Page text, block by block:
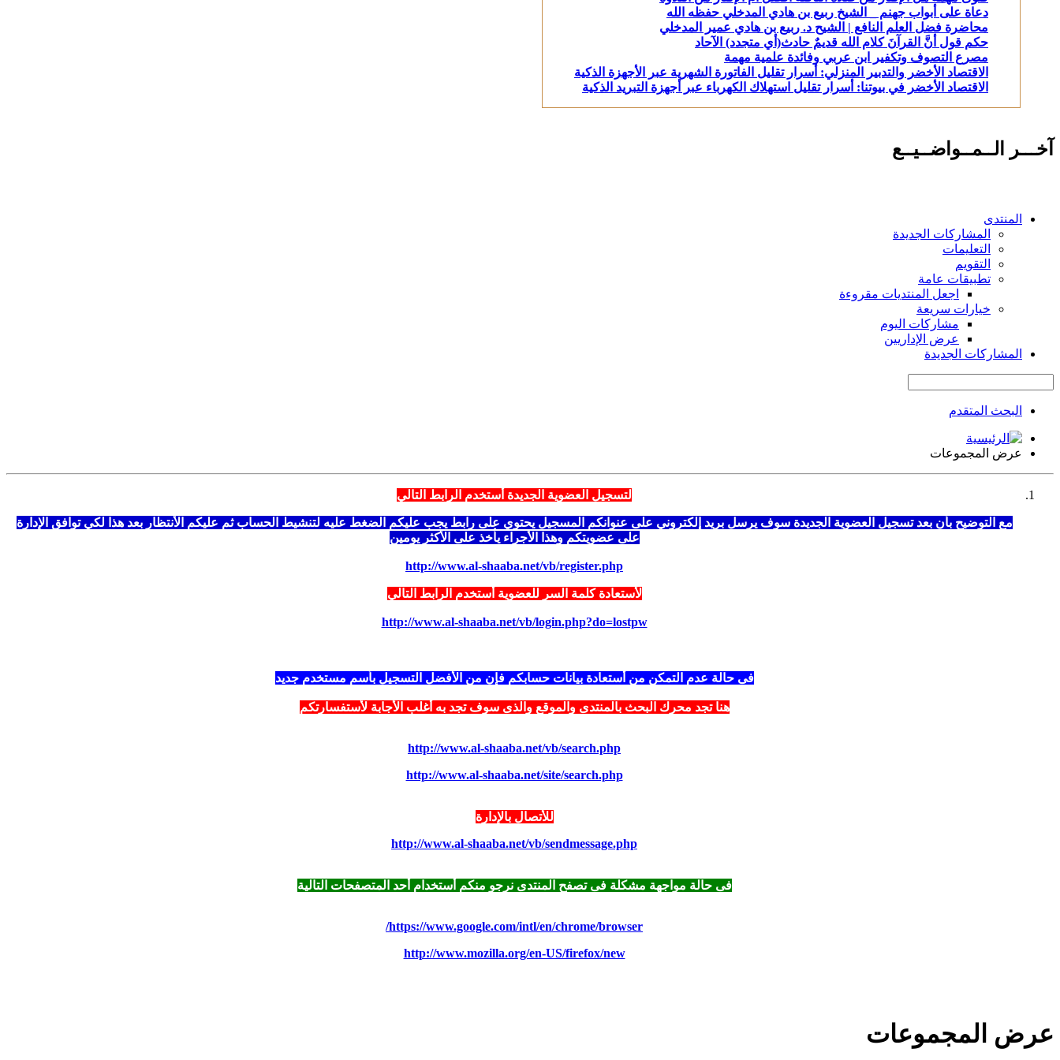
دعاة على أبواب جهنم _ الشيخ ربيع بن هادي المدخلي حفظه الله
محاضرة فضل العلم النافع | الشيح د. ربيع بن هادي عمير المدخلي
حكم قول أنَّ القرآنَ كلام الله قديمٌ حادث(أي متجدد) الآحاد
مصرع التصوف وتكفير ابن عربي وفائدة علمية مهمة
الاقتصاد الأخضر والتدبير المنزلي: أسرار تقليل الفاتورة الشهرية عبر الأجهزة الذكية
الاقتصاد الأخضر في بيوتنا: أسرار تقليل استهلاك الكهرباء عبر أجهزة التبريد الذكية
آخـــر الــمــواضــيــع
المنتدى
المشاركات الجديدة
التعليمات
التقويم
تطبيقات عامة
اجعل المنتديات مقروءة
خيارات سريعة
مشاركات اليوم
عرض الإداريين
المشاركات الجديدة
البحث المتقدم
عرض المجموعات
لتسجيل العضوية الجديدة أستخدم الرابط التالي
مع التوضيح بأن بعد تسجيل العضوية الجديدة سوف يرسل بريد إلكتروني على عنوانكم المسجيل يحتوي على رابط يجب عليكم الضغط عليه لتنشيط الحساب ثم عليكم الأنتظار بعد هذا لكي توافق الإدارة
على عضويتكم وهذا الأجراء يأخذ على الأكثر يومين
http://www.al-shaaba.net/vb/register.php
لأستعادة كلمة السر للعضوية أستخدم الرابط التالي
http://www.al-shaaba.net/vb/login.php?do=lostpw
فى حالة عدم التمكن من أستعادة بيانات حسابكم فإن من الأفضل التسجيل بأسم مستخدم جديد
هنا تجد محرك البحث بالمنتدىوالموقع والذى سوف تجد به أغلب الأجابة لأستفسارتكم
http://www.al-shaaba.net/vb/search.php
http://www.al-shaaba.net/site/search.php
للأتصال بالإدارة
http://www.al-shaaba.net/vb/sendmessage.php
فى حالة مواجهة مشكلة فى تصفح المنتدى نرجو منكم أستخدام أحد المتصفحات التالية
https://www.google.com/intl/en/chrome/browser/
http://www.mozilla.org/en-US/firefox/new
عرض المجموعات